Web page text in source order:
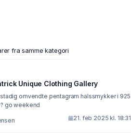
fra samme kategori
Unique Clothing Gallery
omvendte pentagram halssmykker i 925
sterling sølv? go weekend
21. feb 2025 kl. 18:31